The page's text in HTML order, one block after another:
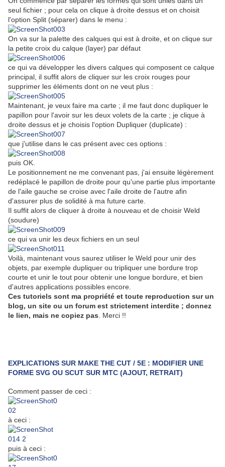
seul fichier ; pour cela on clique à droite dessus et on choisit
l'option Split (séparer) dans le menu :
On va sur la palette des calques qui est à droite, et on clique sur
la petite croix du calque (layer) par défaut
ce qui va développer les divers calques qui composent ce calque
principal, il suffit alors de cliquer sur les croix rouges pour
supprimer les éléments dont on ne veut plus :
Maintenant, je veux faire ma carte ; il me faut donc dupliquer le
papillon pour l'avoir sur les deux volets de la carte ; je clique à
droite dessus et je choisis l'option Dupliquer (duplicate) :
que j'utilise dans le cas présent avec ces options :
puis OK.
Le positionnement ne me convenant pas, j'ai ensuite légèrement
redéplacé le papillon de droite pour qu'une partie plus importante
de l'aile gauche se croise avec l'aile droite de l'autre afin
d'assurer plus de solidité à ma future carte.
Il suffit alors de cliquer à droite à nouveau et de choisir Weld
(soudure)
ce qui va unir les deux fichiers en un seul
Voilà, maintenant vous saurez utiliser le Weld pour unir des
objets, par exemple dupliquer ou tripliquer une bordure trop
courte et unir le tout pour obtenir une longue bordure, et bien
d'autres applications possibles encore.
Ces tutoriels sont ma propriété et toute reproduction sur un
blog, un site ou un forum est strictement interdite ; donnez
le lien, mais ne copiez pas . Merci !!
EXPLICATIONS SUR MAKE THE CUT / 5E : MODIFIER UNE
FORME SVG OU SCUT SUR MTC (AJOUT, RETRAIT)
Comment passer de ceci :
à ceci :
puis à ceci :